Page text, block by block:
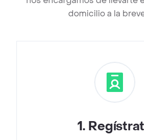
domicilio a la
1.